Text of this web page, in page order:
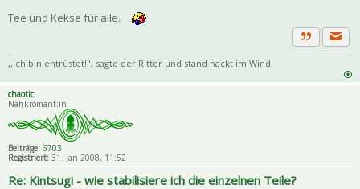
Tee und Kekse für alle.
Zitat
,,Ich bin entrüstet!", sagte der Ritter und stand nackt im Wind.
chaotic
Nähkromant:in
Beiträge: 6703
Registriert: 31. Jan 2008, 11:52
Re: Kintsugi - wie stabilisiere ich die einzelnen Teile?